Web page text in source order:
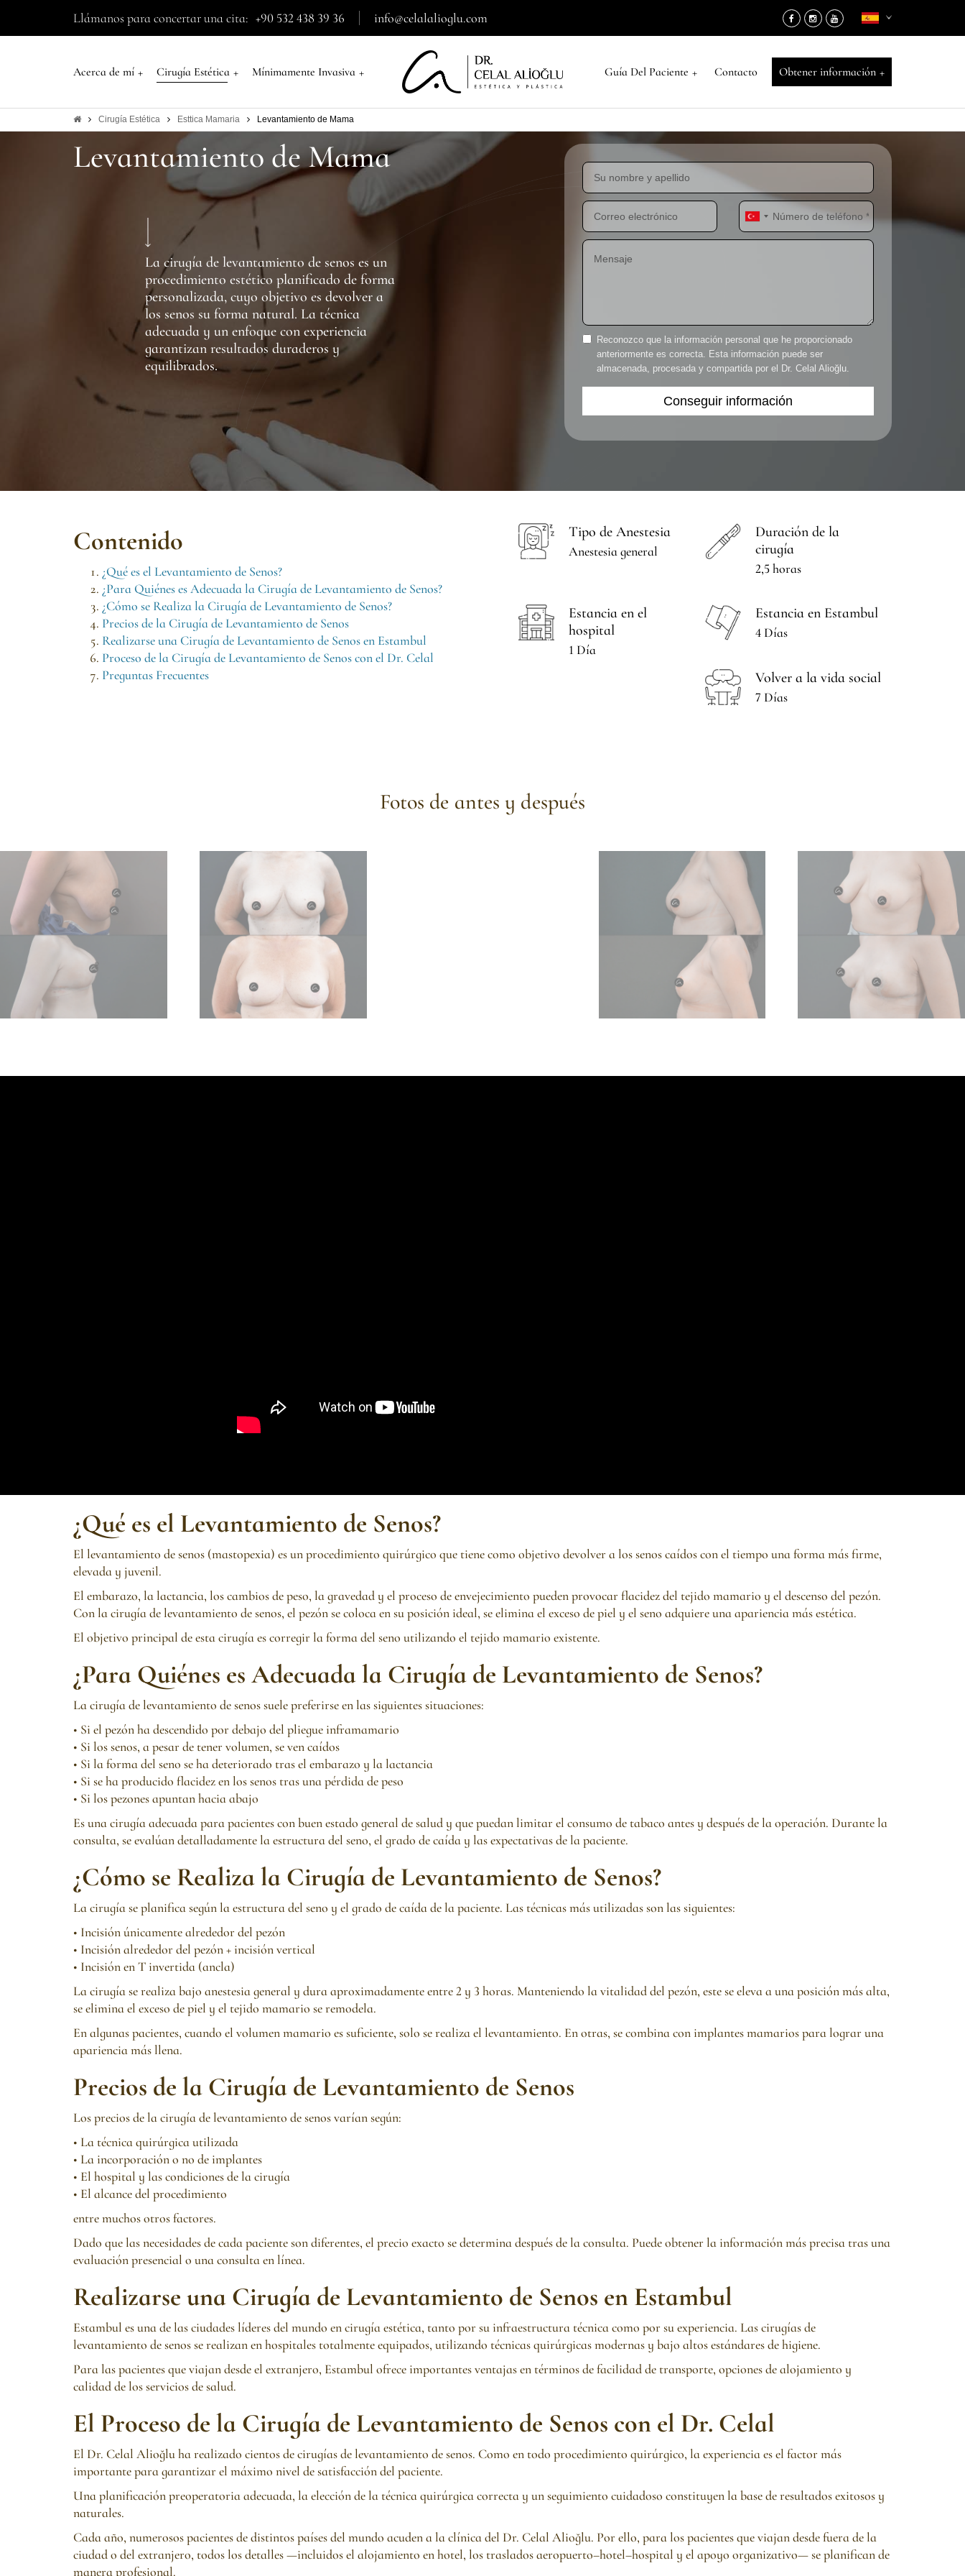
Llámanos para concertar una cita: +90 532 438 39 36 info@celalalioglu.com
Acerca de mí + Cirugía Estética + Mínimamente Invasiva + Guía Del Paciente + Contacto Obtener información +
Cirugía Estética Esttica Mamaria Levantamiento de Mama
Levantamiento de Mama
La cirugía de levantamiento de senos es un
procedimiento estético planificado de forma
personalizada, cuyo objetivo es devolver a
los senos su forma natural. La técnica
adecuada y un enfoque con experiencia
garantizan resultados duraderos y
equilibrados.
Reconozco que la información personal que he proporcionado
anteriormente es correcta. Esta información puede ser
almacenada, procesada y compartida por el Dr. Celal Alioğlu.
Tipo de Anestesia
Anestesia general
Duración de la
cirugía
2,5 horas
Estancia en el
hospital
1 Día
Estancia en Estambul
4 Días
Volver a la vida social
7 Días
Contenido
¿Qué es el Levantamiento de Senos?
¿Para Quiénes es Adecuada la Cirugía de Levantamiento de Senos?
¿Cómo se Realiza la Cirugía de Levantamiento de Senos?
Precios de la Cirugía de Levantamiento de Senos
Realizarse una Cirugía de Levantamiento de Senos en Estambul
Proceso de la Cirugía de Levantamiento de Senos con el Dr. Celal
Preguntas Frecuentes
Fotos de antes y después
¿Qué es el Levantamiento de Senos?
El levantamiento de senos (mastopexia) es un procedimiento quirúrgico que tiene como objetivo devolver a los senos caídos con el tiempo una forma más firme,
elevada y juvenil.
El embarazo, la lactancia, los cambios de peso, la gravedad y el proceso de envejecimiento pueden provocar flacidez del tejido mamario y el descenso del pezón.
Con la cirugía de levantamiento de senos, el pezón se coloca en su posición ideal, se elimina el exceso de piel y el seno adquiere una apariencia más estética.
El objetivo principal de esta cirugía es corregir la forma del seno utilizando el tejido mamario existente.
¿Para Quiénes es Adecuada la Cirugía de Levantamiento de Senos?
La cirugía de levantamiento de senos suele preferirse en las siguientes situaciones:
• Si el pezón ha descendido por debajo del pliegue inframamario
• Si los senos, a pesar de tener volumen, se ven caídos
• Si la forma del seno se ha deteriorado tras el embarazo y la lactancia
• Si se ha producido flacidez en los senos tras una pérdida de peso
• Si los pezones apuntan hacia abajo
Es una cirugía adecuada para pacientes con buen estado general de salud y que puedan limitar el consumo de tabaco antes y después de la operación. Durante la
consulta, se evalúan detalladamente la estructura del seno, el grado de caída y las expectativas de la paciente.
¿Cómo se Realiza la Cirugía de Levantamiento de Senos?
La cirugía se planifica según la estructura del seno y el grado de caída de la paciente. Las técnicas más utilizadas son las siguientes:
• Incisión únicamente alrededor del pezón
• Incisión alrededor del pezón + incisión vertical
• Incisión en T invertida (ancla)
La cirugía se realiza bajo anestesia general y dura aproximadamente entre 2 y 3 horas. Manteniendo la vitalidad del pezón, este se eleva a una posición más alta,
se elimina el exceso de piel y el tejido mamario se remodela.
En algunas pacientes, cuando el volumen mamario es suficiente, solo se realiza el levantamiento. En otras, se combina con implantes mamarios para lograr una
apariencia más llena.
Precios de la Cirugía de Levantamiento de Senos
Los precios de la cirugía de levantamiento de senos varían según:
• La técnica quirúrgica utilizada
• La incorporación o no de implantes
• El hospital y las condiciones de la cirugía
• El alcance del procedimiento
entre muchos otros factores.
Dado que las necesidades de cada paciente son diferentes, el precio exacto se determina después de la consulta. Puede obtener la información más precisa tras una
evaluación presencial o una consulta en línea.
Realizarse una Cirugía de Levantamiento de Senos en Estambul
Estambul es una de las ciudades líderes del mundo en cirugía estética, tanto por su infraestructura técnica como por su experiencia. Las cirugías de
levantamiento de senos se realizan en hospitales totalmente equipados, utilizando técnicas quirúrgicas modernas y bajo altos estándares de higiene.
Para las pacientes que viajan desde el extranjero, Estambul ofrece importantes ventajas en términos de facilidad de transporte, opciones de alojamiento y
calidad de los servicios de salud.
El Proceso de la Cirugía de Levantamiento de Senos con el Dr. Celal
El Dr. Celal Alioğlu ha realizado cientos de cirugías de levantamiento de senos. Como en todo procedimiento quirúrgico, la experiencia es el factor más
importante para garantizar el máximo nivel de satisfacción del paciente.
Una planificación preoperatoria adecuada, la elección de la técnica quirúrgica correcta y un seguimiento cuidadoso constituyen la base de resultados exitosos y
naturales.
Cada año, numerosos pacientes de distintos países del mundo acuden a la clínica del Dr. Celal Alioğlu. Por ello, para los pacientes que viajan desde fuera de la
ciudad o del extranjero, todos los detalles —incluidos el alojamiento en hotel, los traslados aeropuerto–hotel–hospital y el apoyo organizativo— se planifican de
manera profesional.